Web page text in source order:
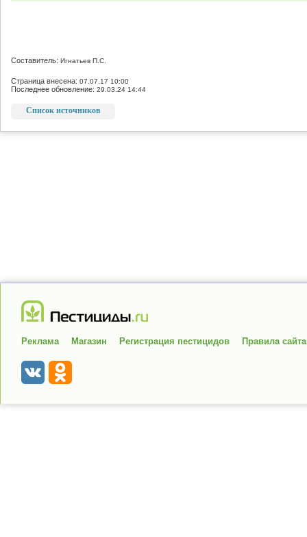
Составитель: Игнатьев П.С.
Страница внесена: 07.07.17 10:00
Последнее обновление: 29.03.24 14:44
Список источников
Реклама Магазин Регистрация пестицидов Правила сайта